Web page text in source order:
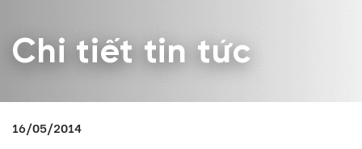
Chi tiết tin tức
16/05/2014